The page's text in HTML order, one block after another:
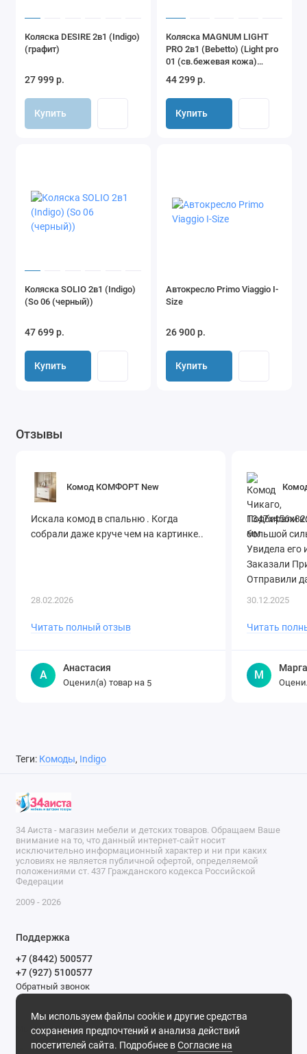
Коляска DESIRE 2в1 (Indigo)
(графит)
27 999 р.
Купить
Коляска MAGNUM LIGHT
PRO 2в1 (Bebetto) (Light pro
01 (св.бежевая кожа)
44 299 р.
Купить
Коляска SOLIO 2в1 (Indigo)
(So 06 (черный))
47 699 р.
Купить
Автокресло Primo Viaggio I-
Size
26 900 р.
Купить
Отзывы
Комод КОМФОРТ New
Искала комод в спальню . Когда
собрали даже круче чем на картинке..
28.02.2026
Читать полный отзыв
А
Анастасия
Оценил(а) товар на 5
Подбирали
большой
Увидела его
Заказали
Отправили
30.12.2025
Читать
М
Теги: Комоды, Indigo
Мы используем файлы cookie и другие средства
сохранения предпочтений и анализа действий
посетителей сайта. Подробнее вСогласие на
34 Аиста - магазин мебели и детских товаров. Обращаем Ваше
внимание на то, что данный интернет-сайт носит
исключительно информационный характер и ни при каких
условиях не является публичной офертой, определяемой
положениями ст. 437 Гражданского кодекса Российской
Федерации
2009 - 2026
Поддержка
+7 (8442) 500577
+7 (927) 5100577
Обратный звонок
Мы в сети